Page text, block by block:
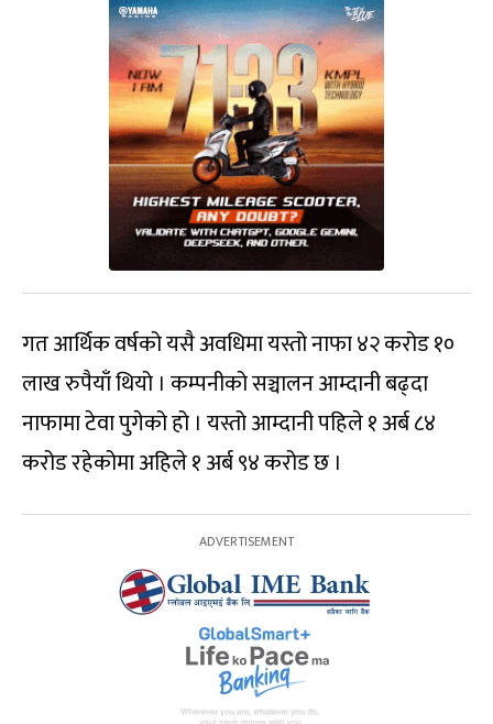
गत आर्थिक वर्षको यसै अवधिमा यस्तो नाफा ४२ करोड १०
लाख रुपैयाँ थियो । कम्पनीको सञ्चालन आम्दानी बढ्दा
नाफामा टेवा पुगेको हो । यस्तो आम्दानी पहिले १ अर्ब ८४
करोड रहेकोमा अहिले १ अर्ब ९४ करोड छ ।